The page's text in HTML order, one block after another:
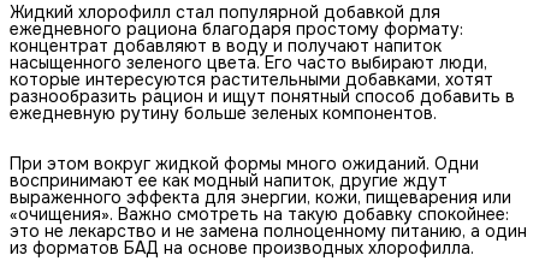
Жидкий хлорофилл стал популярной добавкой для
ежедневного рациона благодаря простому формату:
концентрат добавляют в воду и получают напиток
насыщенного зеленого цвета. Его часто выбирают люди,
которые интересуются растительными добавками, хотят
разнообразить рацион и ищут понятный способ добавить в
ежедневную рутину больше зеленых компонентов.
При этом вокруг жидкой формы много ожиданий. Одни
воспринимают ее как модный напиток, другие ждут
выраженного эффекта для энергии, кожи, пищеварения или
«очищения». Важно смотреть на такую добавку спокойнее:
это не лекарство и не замена полноценному питанию, а один
из форматов БАД на основе производных хлорофилла.